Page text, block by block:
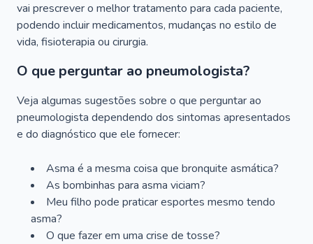
vai prescrever o melhor tratamento para cada paciente,
podendo incluir medicamentos, mudanças no estilo de
vida, fisioterapia ou cirurgia.
O que perguntar ao pneumologista?
Veja algumas sugestões sobre o que perguntar ao
pneumologista dependendo dos sintomas apresentados
e do diagnóstico que ele fornecer:
Asma é a mesma coisa que bronquite asmática?
As bombinhas para asma viciam?
Meu filho pode praticar esportes mesmo tendo
asma?
O que fazer em uma crise de tosse?